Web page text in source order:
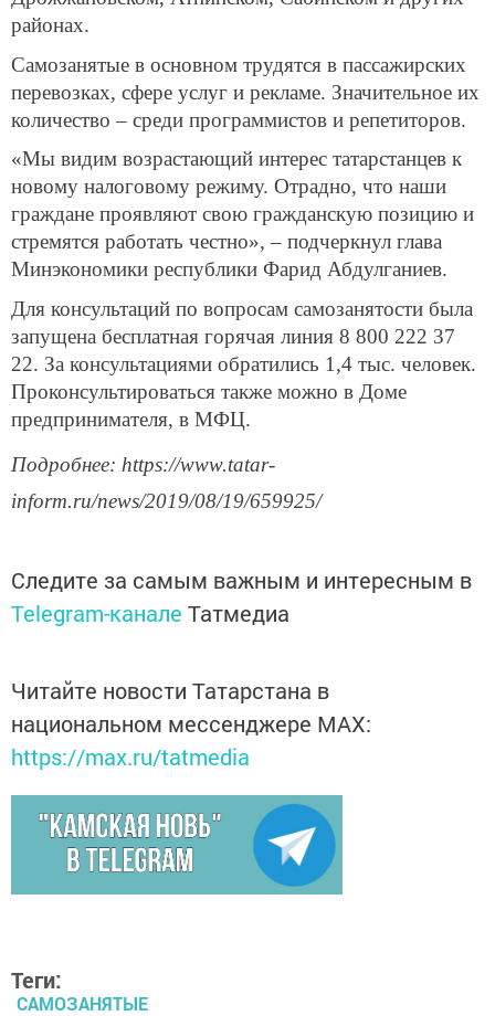
районах.
Самозанятые в основном трудятся в пассажирских
перевозках, сфере услуг и рекламе. Значительное их
количество – среди программистов и репетиторов.
«Мы видим возрастающий интерес татарстанцев к
новому налоговому режиму. Отрадно, что наши
граждане проявляют свою гражданскую позицию и
стремятся работать честно», – подчеркнул глава
Минэкономики республики Фарид Абдулганиев.
Для консультаций по вопросам самозанятости была
запущена бесплатная горячая линия 8 800 222 37
22. За консультациями обратились 1,4 тыс. человек.
Проконсультироваться также можно в Доме
предпринимателя, в МФЦ.
Подробнее: https://www.tatar-
inform.ru/news/2019/08/19/659925/
Следите за самым важным и интересным в
Telegram-канале Татмедиа
Читайте новости Татарстана в
национальном мессенджере MАХ:
https://max.ru/tatmedia
Теги:
САМОЗАНЯТЫЕ